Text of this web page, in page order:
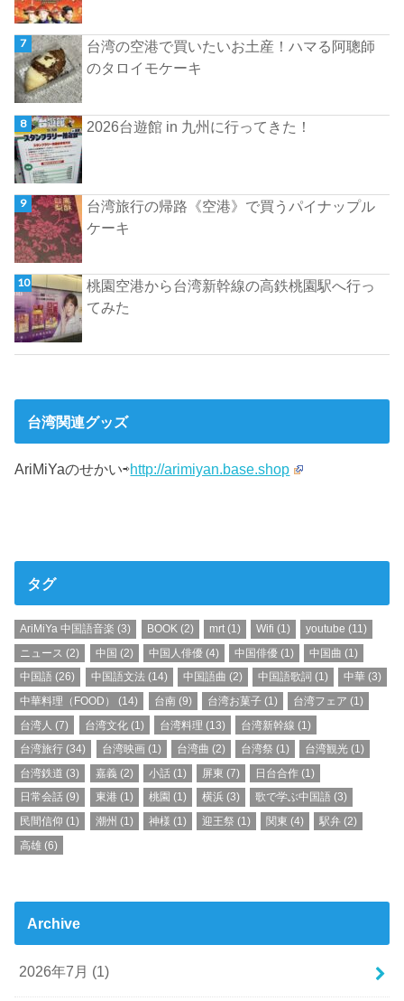
台湾の空港で買いたいお土産！ハマる阿聰師
のタロイモケーキ
2026台遊館 in 九州に行ってきた！
台湾旅行の帰路《空港》で買うパイナップル
ケーキ
桃園空港から台湾新幹線の高鉄桃園駅へ行っ
てみた
台湾関連グッズ
AriMiYaのせかい⇨http://arimiyan.base.shop
タグ
AriMiYa 中国語音楽 (3) BOOK(2) mrt(1) Wifi (1) youtube (11)
ニュース (2) 中国 (2) 中国人俳優(4) 中国俳優 (1) 中国曲 (1)
中国語 (26) 中国語文法 (14) 中国語曲 (2) 中国語歌詞 (1) 中華 (3)
中華料理（FOOD）
(14) 台南 (9) 台湾お菓子(1) 台湾フェア (1)
台湾人 (7) 台湾文化(1) 台湾料理 (13) 台湾新幹線 (1)
台湾旅行 (34) 台湾映画(1) 台湾曲 (2) 台湾祭 (1) 台湾観光 (1)
台湾鉄道 (3) 嘉義 (2) 小話(1) 屏東 (7) 日台合作 (1)
日常会話 (9) 東港(1) 桃園 (1) 横浜 (3) 歌で学ぶ中国語 (3)
民間信仰 (1) 潮州 (1) 神様 (1) 迎王祭 (1) 関東 (4) 駅弁 (2)
高雄 (6)
Archive
2026年7月 (1)